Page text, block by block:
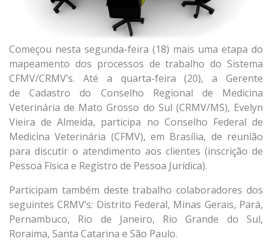
Começou nesta segunda-feira (18) mais uma etapa do
mapeamento dos processos de trabalho do Sistema
CFMV/CRMV’s. Até a quarta-feira (20), a Gerente
de Cadastro do Conselho Regional de Medicina
Veterinária de Mato Grosso do Sul (CRMV/MS), Evelyn
Vieira de Almeida, participa no Conselho Federal de
Medicina Veterinária (CFMV), em Brasília, de reunião
para discutir o atendimento aos clientes (inscrição de
Pessoa Física e Registro de Pessoa Jurídica).
Participam também deste trabalho colaboradores dos
seguintes CRMV’s: Distrito Federal, Minas Gerais, Pará,
Pernambuco, Rio de Janeiro, Rio Grande do Sul,
Roraima, Santa Catarina e São Paulo.